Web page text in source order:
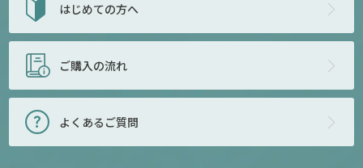
はじめての方へ
ご購入の流れ
よくあるご質問